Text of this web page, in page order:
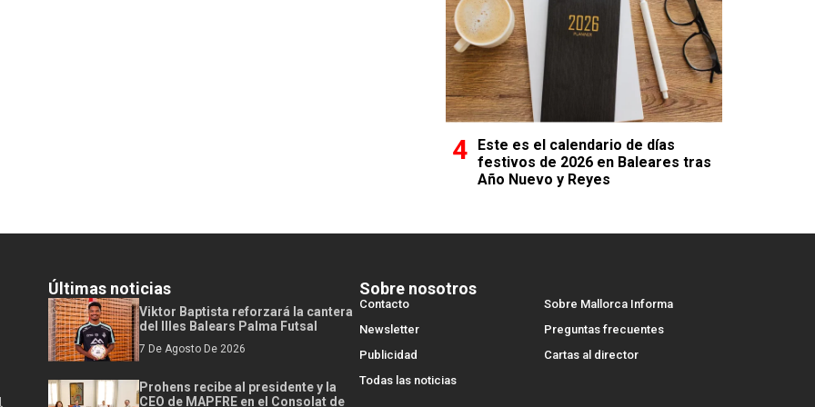
Este es el calendario de días
festivos de 2026 en Baleares tras
Año Nuevo y Reyes
Últimas noticias
Viktor Baptista reforzará la cantera
del Illes Balears Palma Futsal
7 De Agosto De 2026
Prohens recibe al presidente y la
CEO de MAPFRE en el Consolat de
Sobre nosotros
Contacto
Sobre Mallorca Informa
Newsletter
Preguntas frecuentes
Publicidad
Cartas al director
Todas las noticias